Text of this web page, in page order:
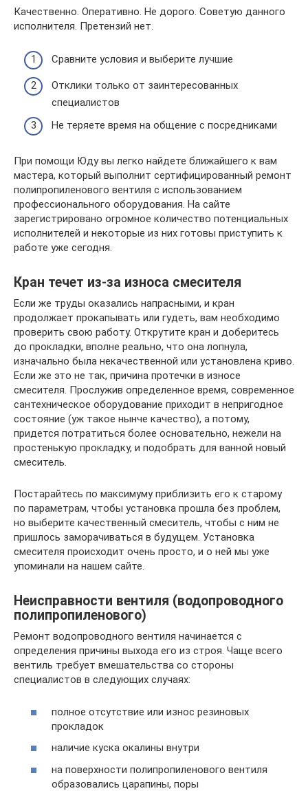
Качественно. Оперативно. Не дорого. Советую данного
исполнителя. Претензий нет.
Сравните условия и выберите лучшие
Отклики только от заинтересованных
специалистов
Не теряете время на общение с посредниками
При помощи Юду вы легко найдете ближайшего к вам
мастера, который выполнит сертифицированный ремонт
полипропиленового вентиля с использованием
профессионального оборудования. На сайте
зарегистрировано огромное количество потенциальных
исполнителей и некоторые из них готовы приступить к
работе уже сегодня.
Кран течет из-за износа смесителя
Если же труды оказались напрасными, и кран
продолжает прокапывать или гудеть, вам необходимо
проверить свою работу. Открутите кран и доберитесь
до прокладки, вполне реально, что она лопнула,
изначально была некачественной или установлена криво.
Если же это не так, причина протечки в износе
смесителя. Прослужив определенное время, современное
сантехническое оборудование приходит в непригодное
состояние (уж такое нынче качество), а потому,
придется потратиться более основательно, нежели на
простенькую прокладку, и подобрать для ванной новый
смеситель.
Постарайтесь по максимуму приблизить его к старому
по параметрам, чтобы установка прошла без проблем,
но выберите качественный смеситель, чтобы с ним не
пришлось заморачиваться в будущем. Установка
смесителя происходит очень просто, и о ней мы уже
упоминали на нашем сайте.
Неисправности вентиля (водопроводного
полипропиленового)
Ремонт водопроводного вентиля начинается с
определения причины выхода его из строя. Чаще всего
вентиль требует вмешательства со стороны
специалистов в следующих случаях:
полное отсутствие или износ резиновых
прокладок
наличие куска окалины внутри
на поверхности полипропиленового вентиля
образовались царапины, поры